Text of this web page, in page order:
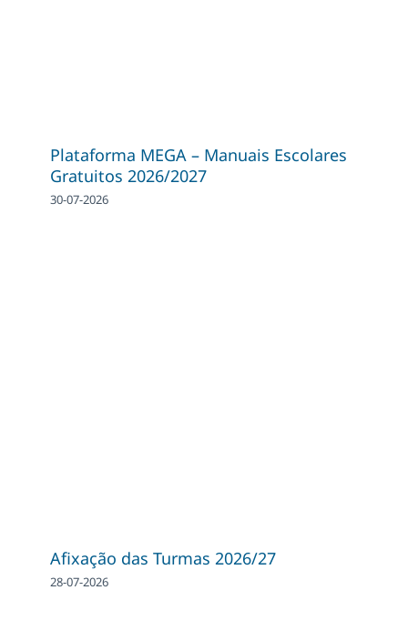
Plataforma MEGA – Manuais Escolares
Gratuitos 2026/2027
30-07-2026
Afixação das Turmas 2026/27
28-07-2026